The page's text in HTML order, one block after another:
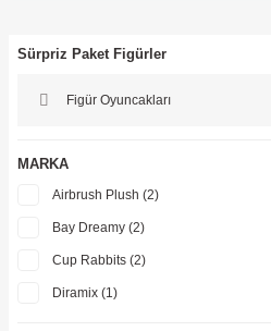
Sürpriz Paket Figürler
Figür Oyuncakları
MARKA
Airbrush Plush (2)
Bay Dreamy (2)
Cup Rabbits (2)
Diramix (1)